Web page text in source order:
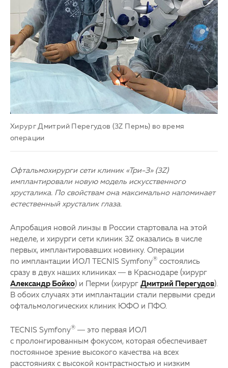
Хирург Дмитрий Перегудов (3Z Пермь) во время
операции
Офтальмохирурги сети клиник «Три-З» (3Z)
имплантировали новую модель искусственного
хрусталика. По свойствам она максимально напоминает
естественный хрусталик глаза.
Апробация новой линзы в России стартовала на этой
неделе, и хирурги сети клиник 3Z оказались в числе
первых, имплантировавших новинку. Операции
по имплантации ИОЛ TECNIS Symfony® состоялись
сразу в двух наших клиниках — в Краснодаре (хирург
Александр Бойко) и Перми (хирург Дмитрий Перегудов).
В обоих случаях эти имплантации стали первыми среди
офтальмологических клиник ЮФО и ПФО.
TECNIS Symfony® — это первая ИОЛ
с пролонгированным фокусом, которая обеспечивает
постоянное зрение высокого качества на всех
расстояниях с высокой контрастностью и низким